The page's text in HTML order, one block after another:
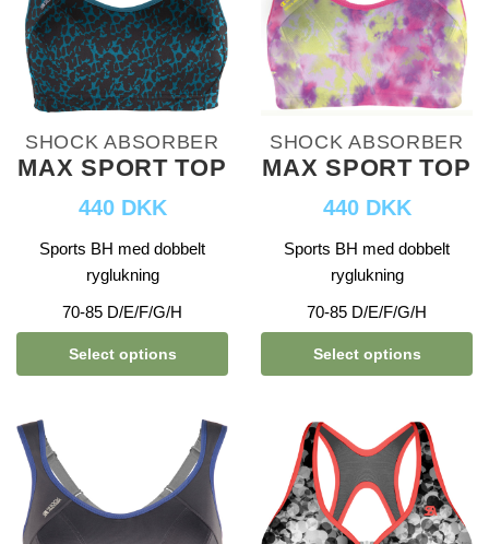
SHOCK ABSORBER
MAX SPORT TOP
440 DKK
Sports BH med dobbelt
ryglukning
70-85 D/E/F/G/H
Select options
SHOCK ABSORBER
MAX SPORT TOP
440 DKK
Sports BH med dobbelt
ryglukning
70-85 D/E/F/G/H
Select options